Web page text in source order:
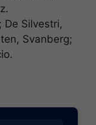
De Silvestri,
Svanberg;